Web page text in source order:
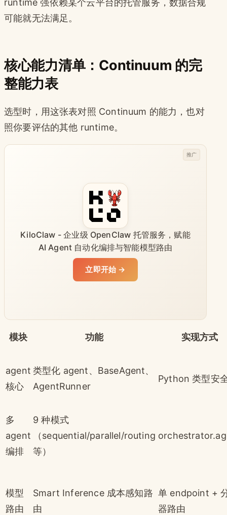
runtime 强依赖某个云平台的托管服务，数据合规
可能就无法满足。
核心能力清单：Continuum 的完
整能力表
选型时，用这张表对照 Continuum 的能力，也对
照你要评估的其他 runtime。
KiloClaw - 企业级 OpenClaw 托管服务，赋能
AI Agent 自动化编排与智能模型路由
立即开始 →
推广
模块 功能 实现方式
agent
核心
类型化 agent、BaseAgent、
AgentRunner
Python 类型安
多
agent
编排
9 种模式
（sequential/parallel/routing
等）
模型
路由
Smart Inference 成本感知路
由
单 endpoint +
器路由